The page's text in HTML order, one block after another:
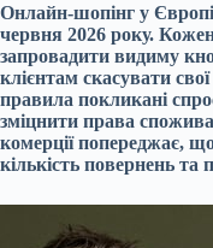
Онлайн-шопінг у
червня 2026 року.
запровадити видиму
клієнтам скасувати
правила покликані
зміцнити права
комерції попереджає,
кількість повернень